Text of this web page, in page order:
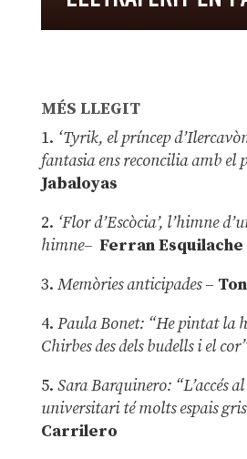
MÉS LLEGIT
1. ‘Tyrik, el príncep
fantasia ens reconcilia amb el
Jabaloyas
2. ‘Flor d’Escòcia’, l’himne
himne– Ferran Esquilache
3. Memòries anticipades–
4. Paula Bonet: “He pintat la
Chirbes des dels budells i el
5. Sara Barquinero: “L’accés
universitari té molts espais
Carrilero